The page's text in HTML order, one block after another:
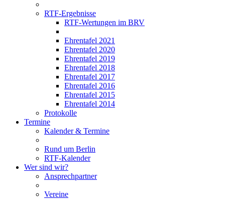
RTF-Ergebnisse
RTF-Wertungen im BRV
Ehrentafel 2021
Ehrentafel 2020
Ehrentafel 2019
Ehrentafel 2018
Ehrentafel 2017
Ehrentafel 2016
Ehrentafel 2015
Ehrentafel 2014
Protokolle
Termine
Kalender & Termine
Rund um Berlin
RTF-Kalender
Wer sind wir?
Ansprechpartner
Vereine